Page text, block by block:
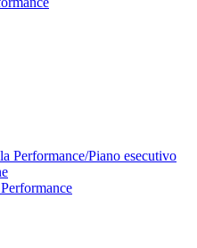
Performance/Piano esecutivo